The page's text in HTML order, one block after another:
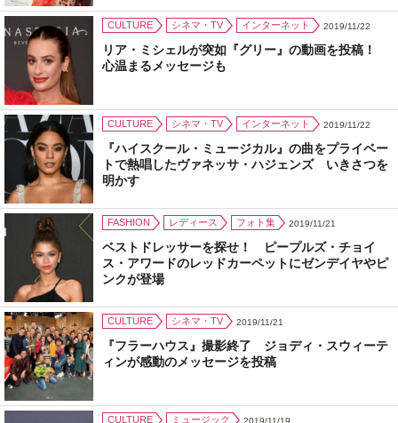
CULTURE シネマ・TV インターネット 2019/11/22
リア・ミシェルが突如『グリー』の動画を投稿！
心温まるメッセージも
CULTURE シネマ・TV インターネット 2019/11/22
『ハイスクール・ミュージカル』の曲をプライベー
トで熱唱したヴァネッサ・ハジェンズ いきさつを
明かす
FASHION レディース フォト集 2019/11/21
ベストドレッサーを探せ！ ピープルズ・チョイ
ス・アワードのレッドカーペットにゼンデイヤやピ
ンクが登場
CULTURE シネマ・TV 2019/11/21
『フラーハウス』撮影終了 ジョディ・スウィーテ
ィンが感動のメッセージを投稿
CULTURE ミュージック 2019/11/19